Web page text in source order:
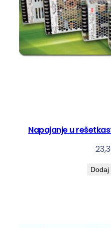
Napajanje u
Dodaj